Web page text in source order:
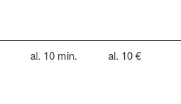
al. 10 min. al. 10 €